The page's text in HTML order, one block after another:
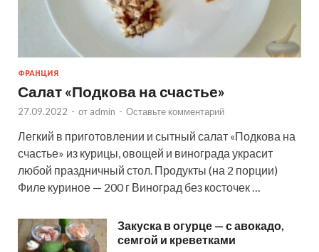
ФРАНЦИЯ
Салат «Подкова на счастье»
27.09.2022 - от admin - Оставьте комментарий
Легкий в приготовлении и сытный салат «Подкова на
счастье» из курицы, овощей и винограда украсит
любой праздничный стол. Продукты (на 2 порции)
Филе куриное — 200 г Виноград без косточек …
Закуска в огурце — с авокадо,
семгой и креветками